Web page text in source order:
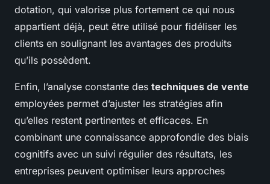
dotation, qui valorise plus fortement ce qui nous
appartient déjà, peut être utilisé pour fidéliser les
clients en soulignant les avantages des produits
qu’ils possèdent.
Enfin, l’analyse constante des techniques de vente
employées permet d’ajuster les stratégies afin
qu’elles restent pertinentes et efficaces. En
combinant une connaissance approfondie des biais
cognitifs avec un suivi régulier des résultats, les
entreprises peuvent optimiser leurs approches